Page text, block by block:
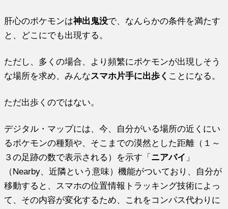
肝心のポケモンは神出鬼没で、なんらかの条件を満たす
と、どこにでも出現する。
ただし、多くの場合、より頻繁にポケモンが出現しそう
な場所を求め、みんなスマホ片手に出歩く ことになる。
ただ出歩くのではない。
デジタル・マップには、今、自分がいる場所の近くにい
るポケモンの種類や、そこまでの漠然とした距離（１～
３の足跡の数で表示される）を示す「 ニアバイ 」
（Nearby、近隣という意味）機能がついており、自分が
移動すると、スマホの位置情報トラッキング技術によっ
て、その内容が変化するため、これをコンパス代わりに